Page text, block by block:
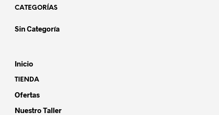
CATEGORÍAS
Sin Categoría
Inicio
TIENDA
Ofertas
Nuestro Taller